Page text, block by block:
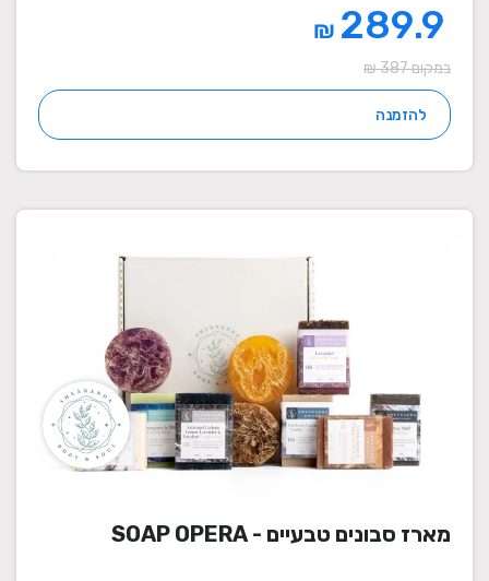
289.9
₪
במקום 387 ₪
להזמנה
מארז סבונים טבעיים - SOAP OPERA